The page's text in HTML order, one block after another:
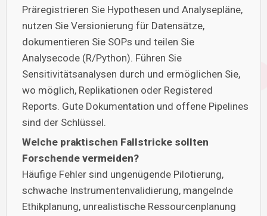
Präregistrieren Sie Hypothesen und Analysepläne,
nutzen Sie Versionierung für Datensätze,
dokumentieren Sie SOPs und teilen Sie
Analysecode (R/Python). Führen Sie
Sensitivitätsanalysen durch und ermöglichen Sie,
wo möglich, Replikationen oder Registered
Reports. Gute Dokumentation und offene Pipelines
sind der Schlüssel.
Welche praktischen Fallstricke sollten
Forschende vermeiden?
Häufige Fehler sind ungenügende Pilotierung,
schwache Instrumentenvalidierung, mangelnde
Ethikplanung, unrealistische Ressourcenplanung